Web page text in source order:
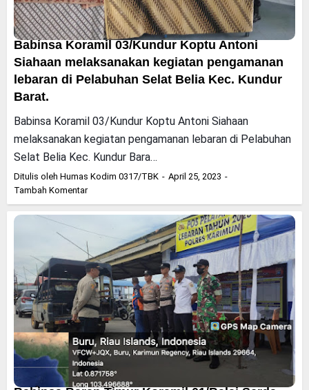
Babinsa Koramil 03/Kundur Koptu Antoni
Siahaan melaksanakan kegiatan pengamanan
lebaran di Pelabuhan Selat Belia Kec. Kundur
Barat.
Babinsa Koramil 03/Kundur Koptu Antoni Siahaan
melaksanakan kegiatan pengamanan lebaran di Pelabuhan
Selat Belia Kec. Kundur Bara…
Ditulis oleh Humas Kodim 0317/TBK
April 25, 2023
Tambah Komentar